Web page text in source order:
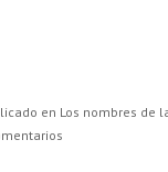
en Los nombres de